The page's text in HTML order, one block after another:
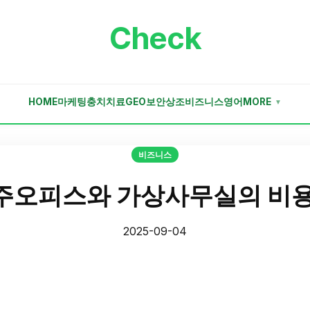
Check
HOME마케팅충치치료GEO보안상조비즈니스영어 MORE ▼
비즈니스
오피스와 가상사무실의 비
2025-09-04